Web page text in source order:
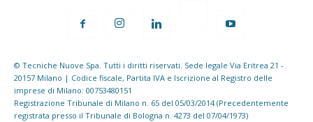
© Tecniche Nuove Spa. Tutti i diritti riservati. Sede legale Via Eritrea 21 -
20157 Milano | Codice fiscale, Partita IVA e Iscrizione al Registro delle
imprese di Milano: 00753480151
Registrazione Tribunale di Milano n. 65 del 05/03/2014 (Precedentemente
registrata presso il Tribunale di Bologna n. 4273 del 07/04/1973)